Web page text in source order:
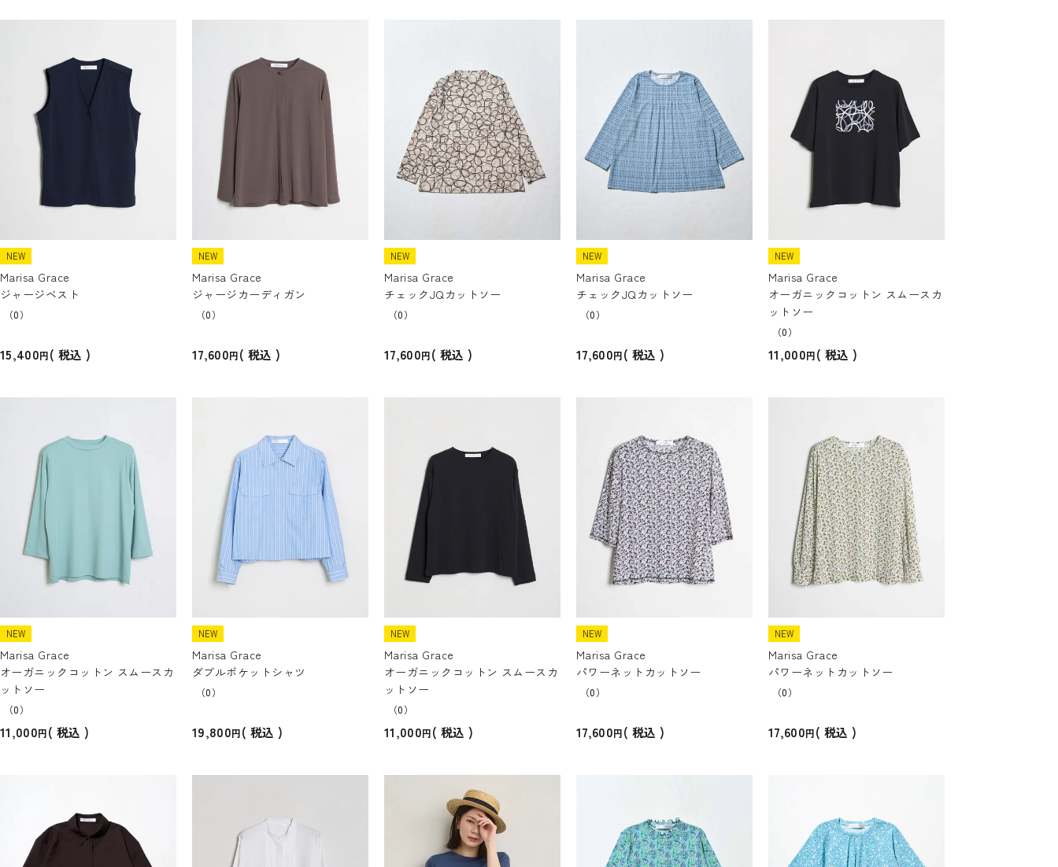
NEW
Marisa Grace
ジャージベスト
（0）
15,400 税込
NEW
Marisa Grace
ジャージカーディガン
（0）
17,600 税込
NEW
Marisa Grace
チェックJQカットソー
（0）
17,600 税込
NEW
Marisa Grace
チェックJQカットソー
（0）
17,600 税込
NEW
Marisa Grace
オーガニックコットン スムースカ
ットソー
（0）
11,000 税込
NEW
Marisa Grace
オーガニックコットン スムースカ
ットソー
（0）
11,000 税込
NEW
Marisa Grace
ダブルポケットシャツ
（0）
19,800 税込
NEW
Marisa Grace
オーガニックコットン スムースカ
ットソー
（0）
11,000 税込
NEW
Marisa Grace
パワーネットカットソー
（0）
17,600 税込
NEW
Marisa Grace
パワーネットカットソー
（0）
17,600 税込